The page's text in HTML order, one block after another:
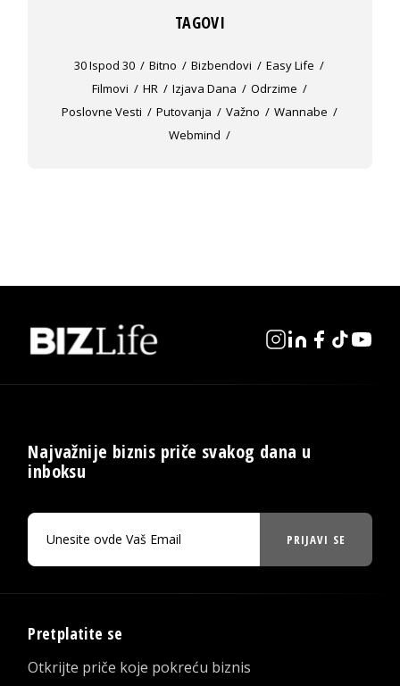
TAGOVI
30 Ispod 30 Bitno Bizbendovi
Easy Life
Filmovi
HR Izjava Dana
Odrzime
Poslovne Vesti
Putovanja Važno
Wannabe
Webmind
Najvažnije biznis priče svakog dana u
inboksu
PRIJAVI SE
Pretplatite se
Otkrijte priče koje pokreću biznis